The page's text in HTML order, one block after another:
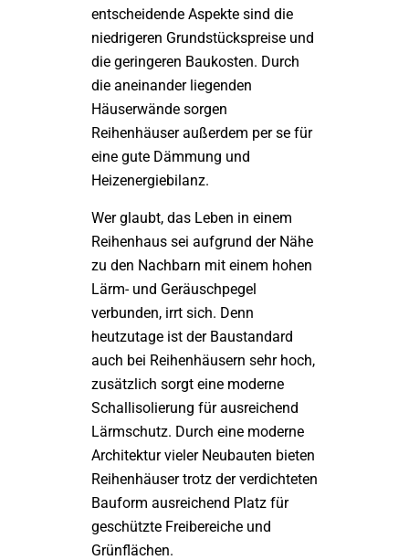
entscheidende Aspekte sind die
niedrigeren Grundstückspreise und
die geringeren Baukosten. Durch
die aneinander liegenden
Häuserwände sorgen
Reihenhäuser außerdem per se für
eine gute Dämmung und
Heizenergiebilanz.
Wer glaubt, das Leben in einem
Reihenhaus sei aufgrund der Nähe
zu den Nachbarn mit einem hohen
Lärm- und Geräuschpegel
verbunden, irrt sich. Denn
heutzutage ist der Baustandard
auch bei Reihenhäusern sehr hoch,
zusätzlich sorgt eine moderne
Schallisolierung für ausreichend
Lärmschutz. Durch eine moderne
Architektur vieler Neubauten bieten
Reihenhäuser trotz der verdichteten
Bauform ausreichend Platz für
geschützte Freibereiche und
Grünflächen.